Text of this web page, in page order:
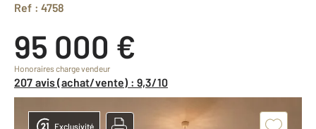
Ref : 4758
95 000 €
Honoraires charge vendeur
207 avis (achat/vente) : 9,3/10
Exclusivité